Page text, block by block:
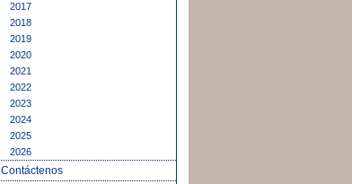
2017
2018
2019
2020
2021
2022
2023
2024
2025
2026
Contáctenos